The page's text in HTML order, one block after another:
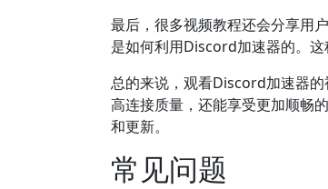
最后，很多视频教程还会分享用
是如何利用Discord加速器的。这
总的来说，观看Discord加速器
高连接质量，还能享受更加顺畅
和更新。
常见问题